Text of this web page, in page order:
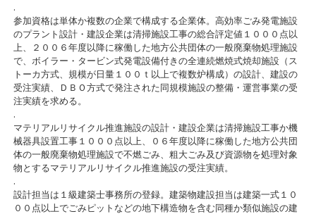
.
参加資格は単体か複数の企業で構成する企業体。高効率ごみ発電施設
のプラント設計・建設企業は清掃施設工事の総合評定値１０００点以
上、２００６年度以降に稼働した地方公共団体の一般廃棄物処理施設
で、ボイラー・タービン式発電設備付きの全連続燃焼式焼却施設（ス
トーカ方式、規模が日量１００ｔ以上で複数炉構成）の設計、建設の
受注実績、ＤＢＯ方式で発注された同規模施設の整備・運営事業の受
注実績を求める。
.
マテリアルリサイクル推進施設の設計・建設企業は清掃施設工事か機
械器具設置工事１０００点以上、０６年度以降に稼働した地方公共団
体の一般廃棄物処理施設で不燃ごみ、粗大ごみ及び資源物を処理対象
物とするマテリアルリサイクル推進施設の受注実績。
.
設計担当は１級建築士事務所の登録。建築物建設担当は建築一式１０
００点以上でごみピットなどの地下構造物を含む同種か類似施設の建